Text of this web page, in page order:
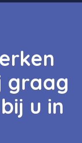
graag
u in